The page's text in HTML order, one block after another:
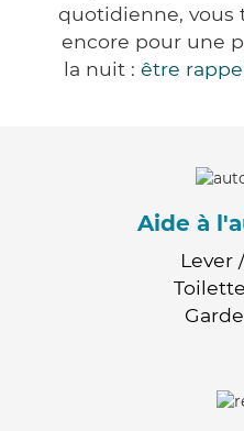
quotidienne, vous
encore pour une
la nuit : être
Aide à
Lever